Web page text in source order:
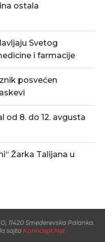
ostala
Svetog
i farmacije
posvećen
od 8. do 12. avgusta
Žarka Talijana u
11420 Smederevska Palanka.
sajta Konncept.Net